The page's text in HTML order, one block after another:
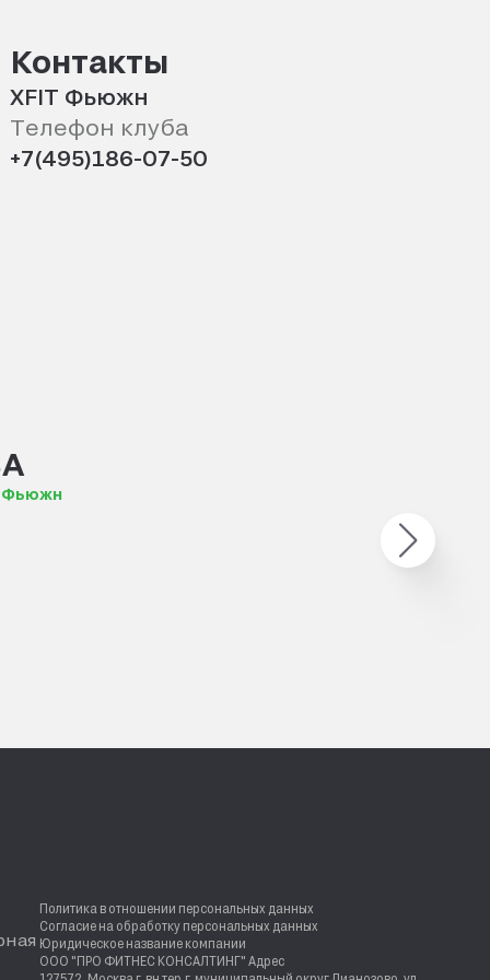
Контакты
XFIT Фьюжн
Телефон клуба
+7(495)186-07-50
Фьюжн
Политика в отношении персональных данных
Согласие на обработку персональных данных
Юридическое название компании
ООО "ПРО ФИТНЕС КОНСАЛТИНГ" Адрес